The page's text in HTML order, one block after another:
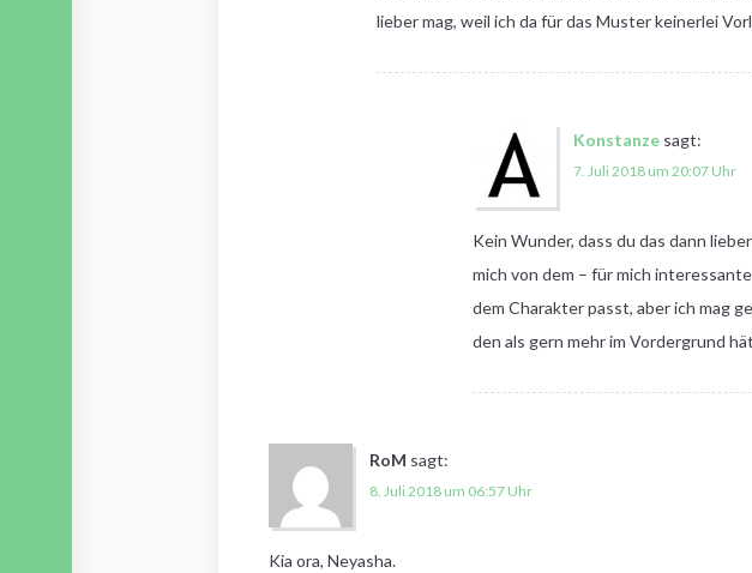
lieber mag, weil ich da für das Muster keinerlei
Konstanze sagt:
7. Juli 2018 um 20:07 Uhr
Kein Wunder, dass du das dann
mich von dem – für mich
dem Charakter passt, aber ich mag
den als gern mehr im Vordergrund
RoM sagt:
8. Juli 2018 um 06:57 Uhr
Kia ora, Neyasha.